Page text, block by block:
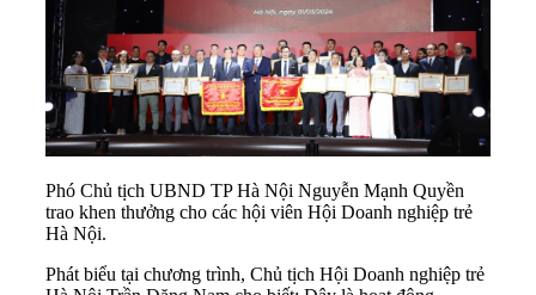
Phó Chủ tịch UBND TP Hà Nội Nguyễn Mạnh Quyền
trao khen thưởng cho các hội viên Hội Doanh nghiệp trẻ
Hà Nội.
Phát biểu tại chương trình, Chủ tịch Hội Doanh nghiệp trẻ